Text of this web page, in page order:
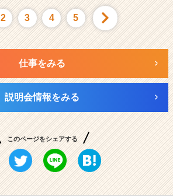
2 3 4 5
仕事をみる
説明会情報をみる
このページをシェアする